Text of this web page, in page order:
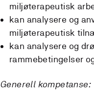
miljøterapeutisk
kan analysere og
miljøterapeutisk
kan analysere og
rammebetingelser
Generell kompetanse: